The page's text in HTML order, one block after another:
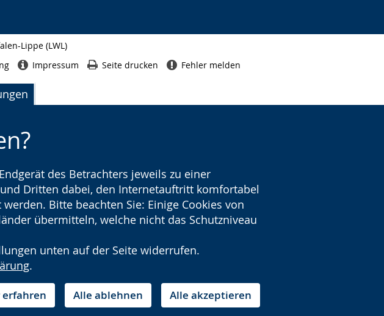
des Betrachters jeweils zu einer
Dritten dabei, den Internetauftritt komfortabel
Bitte beachten Sie: Einige Cookies von
übermitteln, welche nicht das Schutzniveau
unten auf der Seite widerrufen.
.
Alle akzeptieren
Alle ablehnen
erfahren
Lippe (LWL)
Impressum Seite drucken Fehler melden